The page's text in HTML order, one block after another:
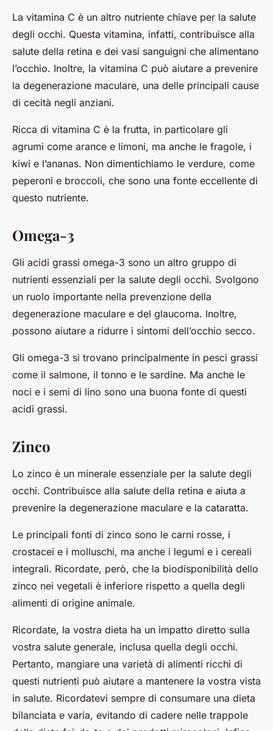
La vitamina C è un altro nutriente chiave per la salute
degli occhi. Questa vitamina, infatti, contribuisce alla
salute della retina e dei vasi sanguigni che alimentano
l’occhio. Inoltre, la vitamina C può aiutare a prevenire
la degenerazione maculare, una delle principali cause
di cecità negli anziani.
Ricca di vitamina C è la frutta, in particolare gli
agrumi come arance e limoni, ma anche le fragole, i
kiwi e l’ananas. Non dimentichiamo le verdure, come
peperoni e broccoli, che sono una fonte eccellente di
questo nutriente.
Omega-3
Gli acidi grassi omega-3 sono un altro gruppo di
nutrienti essenziali per la salute degli occhi. Svolgono
un ruolo importante nella prevenzione della
degenerazione maculare e del glaucoma. Inoltre,
possono aiutare a ridurre i sintomi dell’occhio secco.
Gli omega-3 si trovano principalmente in pesci grassi
come il salmone, il tonno e le sardine. Ma anche le
noci e i semi di lino sono una buona fonte di questi
acidi grassi.
Zinco
Lo zinco è un minerale essenziale per la salute degli
occhi. Contribuisce alla salute della retina e aiuta a
prevenire la degenerazione maculare e la cataratta.
Le principali fonti di zinco sono le carni rosse, i
crostacei e i molluschi, ma anche i legumi e i cereali
integrali. Ricordate, però, che la biodisponibilità dello
zinco nei vegetali è inferiore rispetto a quella degli
alimenti di origine animale.
Ricordate, la vostra dieta ha un impatto diretto sulla
vostra salute generale, inclusa quella degli occhi.
Pertanto, mangiare una varietà di alimenti ricchi di
questi nutrienti può aiutare a mantenere la vostra vista
in salute. Ricordatevi sempre di consumare una dieta
bilanciata e varia, evitando di cadere nelle trappole